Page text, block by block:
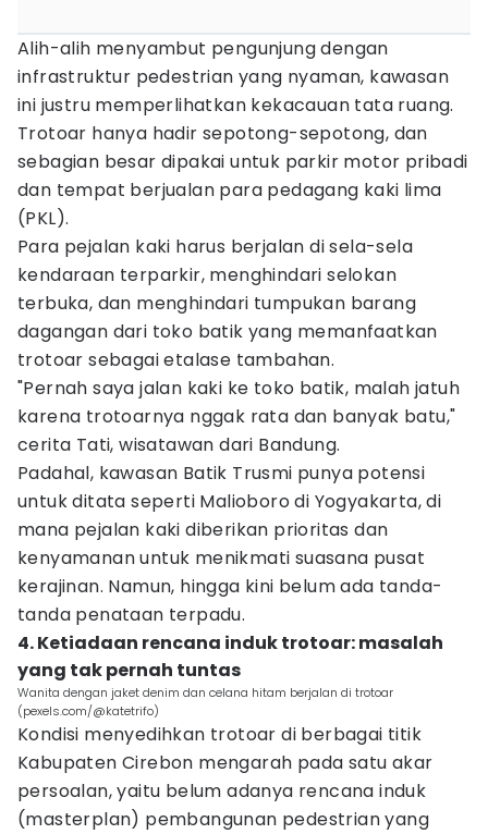
Alih-alih menyambut pengunjung dengan
infrastruktur pedestrian yang nyaman, kawasan
ini justru memperlihatkan kekacauan tata ruang.
Trotoar hanya hadir sepotong-sepotong, dan
sebagian besar dipakai untuk parkir motor pribadi
dan tempat berjualan para pedagang kaki lima
(PKL).
Para pejalan kaki harus berjalan di sela-sela
kendaraan terparkir, menghindari selokan
terbuka, dan menghindari tumpukan barang
dagangan dari toko batik yang memanfaatkan
trotoar sebagai etalase tambahan.
"Pernah saya jalan kaki ke toko batik, malah jatuh
karena trotoarnya nggak rata dan banyak batu,"
cerita Tati, wisatawan dari Bandung.
Padahal, kawasan Batik Trusmi punya potensi
untuk ditata seperti Malioboro di Yogyakarta, di
mana pejalan kaki diberikan prioritas dan
kenyamanan untuk menikmati suasana pusat
kerajinan. Namun, hingga kini belum ada tanda-
tanda penataan terpadu.
4. Ketiadaan rencana induk trotoar: masalah
yang tak pernah tuntas
Wanita dengan jaket denim dan celana hitam berjalan di trotoar
(pexels.com/@katetrifo)
Kondisi menyedihkan trotoar di berbagai titik
Kabupaten Cirebon mengarah pada satu akar
persoalan, yaitu belum adanya rencana induk
(masterplan) pembangunan pedestrian yang